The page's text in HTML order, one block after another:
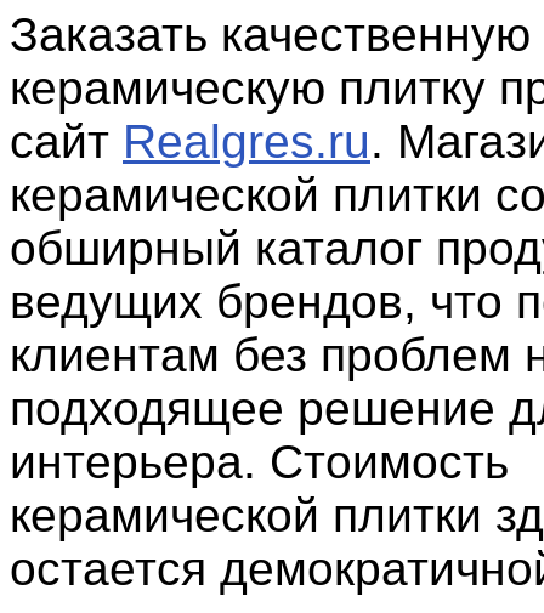
Заказать качественную
керамическую плитку
сайт Realgres.ru.
керамической плитки
обширный каталог
ведущих брендов, что
клиентам без проблем
подходящее решение
интерьера. Стоимость
керамической плитки
остается